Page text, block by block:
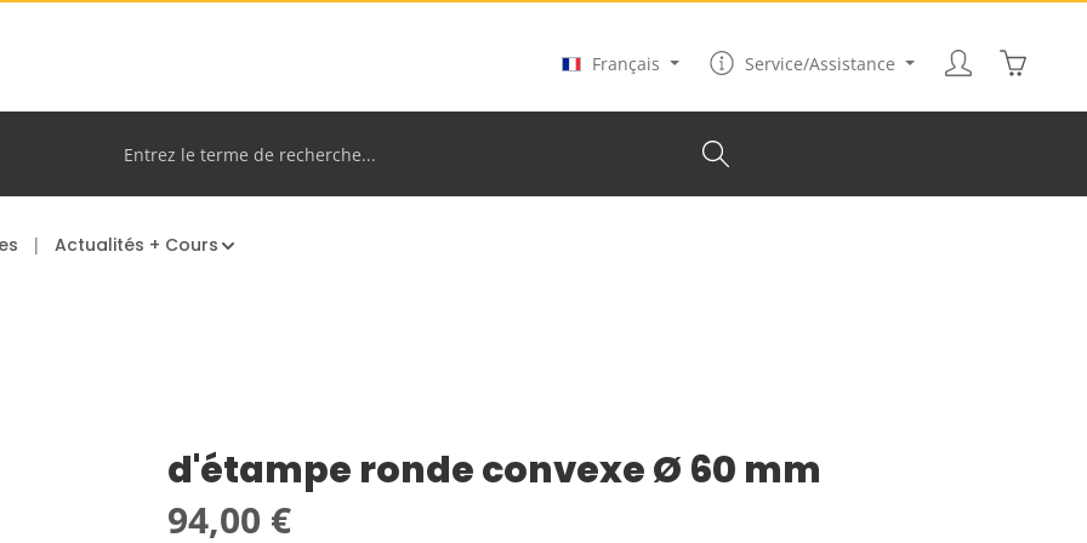
Français
Service/Assistance Le
Actualités + Cours
d'étampe ronde convexe Ø 60 mm
Prix régulier :
94,00 €